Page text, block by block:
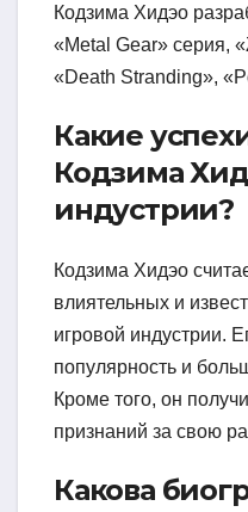
Кодзима Хидэо
«Metal Gear» серия,
«Death Stranding»,
Какие
Кодзима
индустрии?
Кодзима Хидэо
влиятельных и
игровой индустрии.
популярность и
Кроме того, он
признаний за свою
Какова